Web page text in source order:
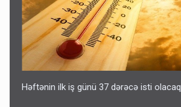
Həftənin ilk iş günü 37 dərəcə isti olacaq